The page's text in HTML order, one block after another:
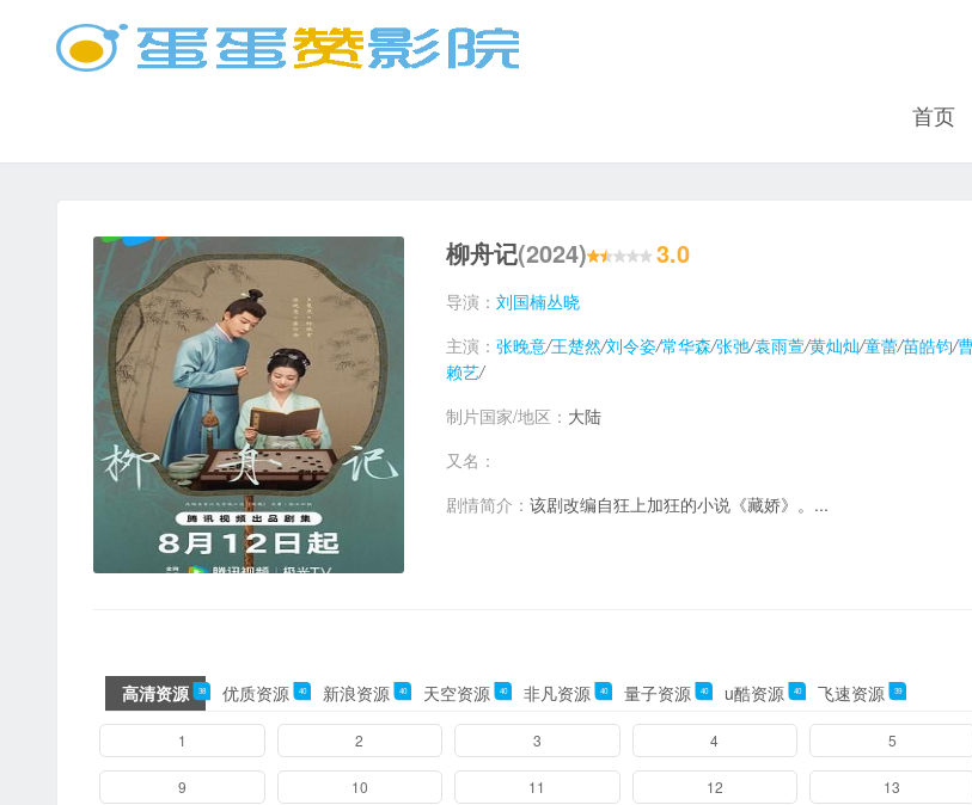
首页
柳舟记(2024) 3.0
导演： 刘国楠丛晓
主演： 张晚意/王楚然/刘令姿/常华森/张弛/袁雨萱/黄灿灿/童蕾/苗皓钧/
赖艺/
制片国家/地区： 大陆
又名：
剧情简介： 该剧改编自狂上加狂的小说《藏娇》。...
高清资源 38 优质资源 40 新浪资源 40 天空资源 40 非凡资源 40 量子资源 40 u酷资源 40 飞速资源 39
1 2 3 4 5
9 10 11 12 13